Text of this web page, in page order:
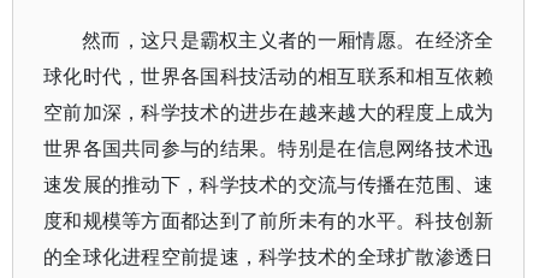
然而，这只是霸权主义者的一厢情愿。在经济全
球化时代，世界各国科技活动的相互联系和相互依赖
空前加深，科学技术的进步在越来越大的程度上成为
世界各国共同参与的结果。特别是在信息网络技术迅
速发展的推动下，科学技术的交流与传播在范围、速
度和规模等方面都达到了前所未有的水平。科技创新
的全球化进程空前提速，科学技术的全球扩散渗透日